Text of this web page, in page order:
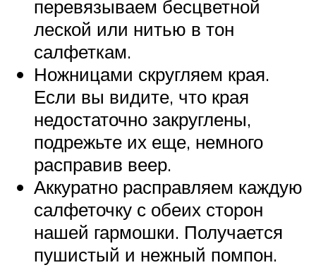
перевязываем бесцветной
леской или нитью в тон
салфеткам.
Ножницами скругляем края.
Если вы видите, что края
недостаточно закруглены,
подрежьте их еще, немного
расправив веер.
Аккуратно расправляем каждую
салфеточку с обеих сторон
нашей гармошки. Получается
пушистый и нежный помпон.